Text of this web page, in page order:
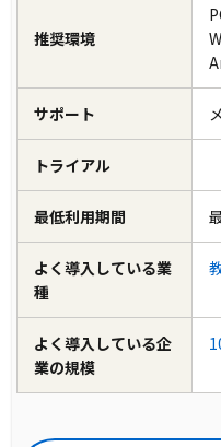
推奨環境
サポート
トライアル
最低利用期間
よく導入している業
種
よく導入している企
業の規模